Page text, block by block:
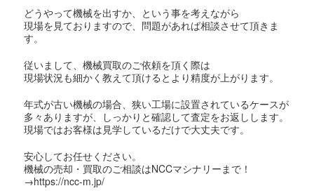
どうやって機械を出すか、という事を考えながら
現場を見ておりますので、問題があれば相談させて頂きま
す。
従いまして、機械買取のご依頼を頂く際は
現場状況も細かく教えて頂けるとより精度が上がります。
年式が古い機械の場合、狭い工場に設置されているケースが
多々ありますが、しっかりと確認して査定をお返しします。
現場ではお客様は見学しているだけで大丈夫です。
安心してお任せください。
機械の売却・買取のご相談はNCCマシナリーまで！
→https://ncc-m.jp/